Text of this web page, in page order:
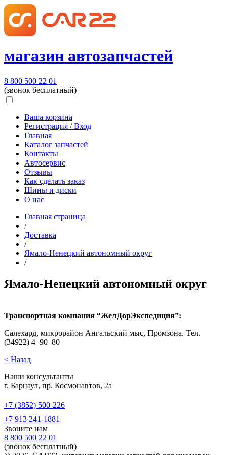
магазин автозапчастей
8 800 500 22 01
(звонок бесплатный)
Ваша корзина
Регистрация / Вход
Главная
Каталог запчастей
Контакты
Автосервис
Отзывы
Как сделать заказ
Шины и диски
О нас
Главная страница
/
Доставка
/
Ямало-Ненецкий автономный округ
/
Ямало-Ненецкий автономный округ
Транспортная компания “ЖелДорЭкспедиция”:
Салехард, микрорайон Ангальский мыс, Промзона. Тел.
(34922) 4–90–80
< Назад
Наши консультанты
г. Барнаул, пр. Космонавтов, 2а
+7 (3852) 500-226
+7 913 241-1881
Звоните нам
8 800 500 22 01
(звонок бесплатный)